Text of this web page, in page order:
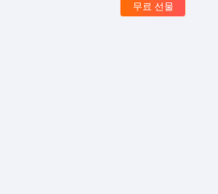
무료 선물